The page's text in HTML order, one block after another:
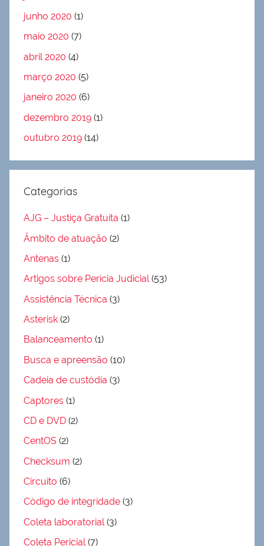
junho 2020 (1)
maio 2020 (7)
abril 2020 (4)
março 2020 (5)
janeiro 2020 (6)
dezembro 2019 (1)
outubro 2019 (14)
Categorias
AJG – Justiça Gratuita (1)
Âmbito de atuação (2)
Antenas (1)
Artigos sobre Perícia Judicial(53)
Assistência Técnica (3)
Asterisk (2)
Balanceamento (1)
Busca e apreensão (10)
Cadeia de custódia (3)
Captores (1)
CD e DVD (2)
CentOS (2)
Checksum (2)
Circuito (6)
Código de integridade (3)
Coleta laboratorial(3)
Coleta Pericial(7)